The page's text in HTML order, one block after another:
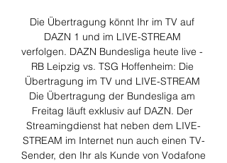
Die Übertragung könnt Ihr im TV auf
DAZN 1 und im LIVE-STREAM
verfolgen. DAZN Bundesliga heute live -
RB Leipzig vs. TSG Hoffenheim: Die
Übertragung im TV und LIVE-STREAM
Die Übertragung der Bundesliga am
Freitag läuft exklusiv auf DAZN. Der
Streamingdienst hat neben dem LIVE-
STREAM im Internet nun auch einen TV-
Sender, den Ihr als Kunde von Vodafone